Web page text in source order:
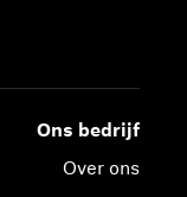
Ons bedrijf
Over ons